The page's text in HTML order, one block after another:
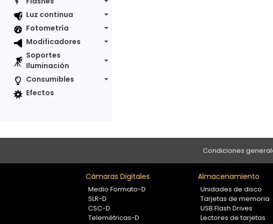
Luz continua
Fotometría
Modificadores
Soportes
Iluminación
Consumibles
Efectos
Condiciones
Cámaras Digitales
Medio Formato-D
SLR-D
CSC-D
Telemétricas-D
Almacenamiento
Unidades de disco
Tarjetas de memoria
USB Flash Drives
Lectores de tarjetas